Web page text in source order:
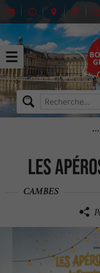
Les
CAMBES